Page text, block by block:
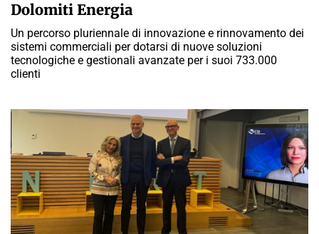
Dolomiti Energia
Un percorso pluriennale di innovazione e rinnovamento dei
sistemi commerciali per dotarsi di nuove soluzioni
tecnologiche e gestionali avanzate per i suoi 733.000
clienti